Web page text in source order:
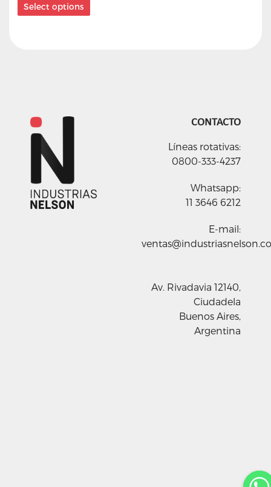
Select options
CONTACTO
Líneas rotativas:
0800-333-4237
Whatsapp:
11 3646 6212
E-mail:
Av. Rivadavia 12140,
Ciudadela
Buenos Aires,
Argentina